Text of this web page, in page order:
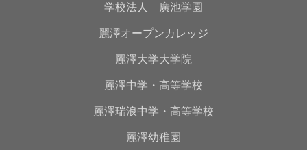
学校法人 廣池学園
麗澤オープンカレッジ
麗澤大学大学院
麗澤中学・高等学校
麗澤瑞浪中学・高等学校
麗澤幼稚園